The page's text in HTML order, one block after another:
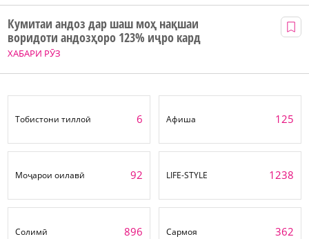
ХАБАРИ РӮЗ
Кумитаи андоз дар шаш моҳ нақшаи
воридоти андозҳоро 123% иҷро кард
Тобистони тиллоӣ 6 Афиша 125
Моҷарои оилавӣ 92 LIFE-STYLE 1238
Солимӣ 896 Сармоя 362